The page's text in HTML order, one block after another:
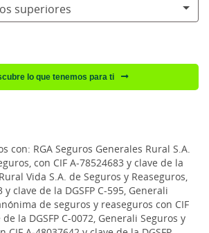
superiores
lo que tenemos para ti
con: RGA Seguros Generales Rural S.A.
con CIF A-78524683 y clave de la
Rural Vida S.A. de Seguros y Reaseguros,
y clave de la DGSFP C-595, Generali
de seguros y reaseguros con CIF
la DGSFP C-0072, Generali Seguros y